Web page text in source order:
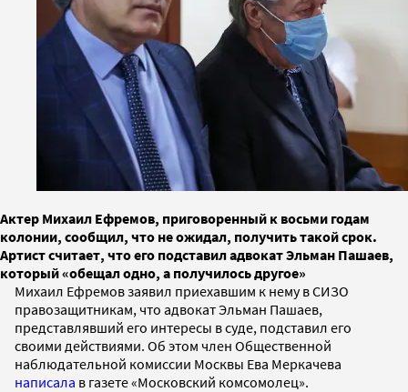
Актер Михаил Ефремов, приговоренный к восьми годам
колонии, сообщил, что не ожидал, получить такой срок.
Артист считает, что его подставил адвокат Эльман Пашаев,
который «обещал одно, а получилось другое»
Михаил Ефремов заявил приехавшим к нему в СИЗО
правозащитникам, что адвокат Эльман Пашаев,
представлявший его интересы в суде, подставил его
своими действиями. Об этом член Общественной
наблюдательной комиссии Москвы Ева Меркачева
написала в газете «Московский комсомолец».